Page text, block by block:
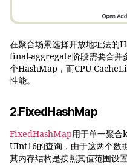
在聚合场景选择开放地址法的
final-aggregate阶段需要合并
个HashMap，而CPU
性能。
2.FixedHashMap
FixedHashMap用于单一聚
UInt16的查询，由于这两个数
其内存结构是按照其值范围设